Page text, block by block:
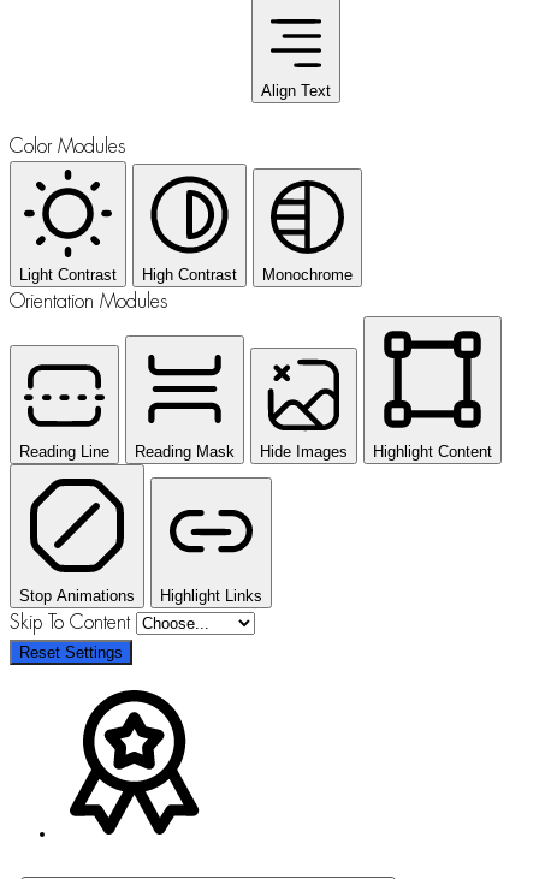
Align Text
Color Modules
Light Contrast High Contrast Monochrome
Orientation Modules
Reading Line Reading Mask Hide Images Highlight Content
Stop Animations Highlight Links
Skip To Content
Reset Settings